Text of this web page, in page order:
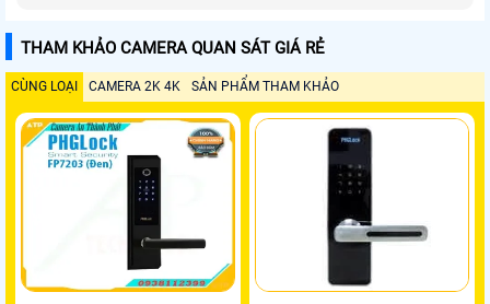
THAM KHẢO CAMERA QUAN SÁT GIÁ RẺ
CÙNG LOẠI CAMERA 2K 4K SẢN PHẨM THAM KHẢO